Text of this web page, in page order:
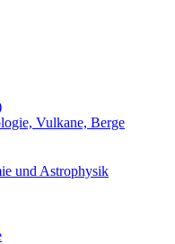
Vulkane, Berge
und Astrophysik